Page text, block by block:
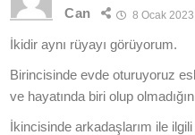
Can 8 Ocak
İkidir aynı rüyayı görüyorum.
Birincisinde evde oturuyoruz
ve hayatında biri olup
İkincisinde arkadaşlarım ile